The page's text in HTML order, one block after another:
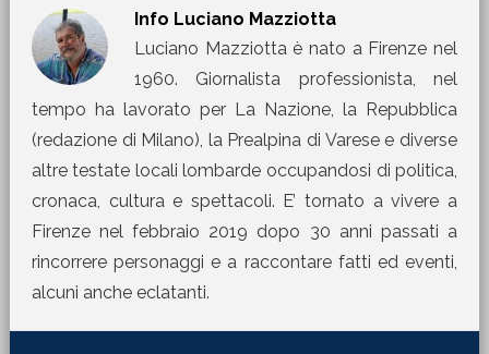
Info Luciano Mazziotta
Luciano Mazziotta è nato a Firenze nel
1960. Giornalista professionista, nel
tempo ha lavorato per La Nazione, la Repubblica
(redazione di Milano), la Prealpina di Varese e diverse
altre testate locali lombarde occupandosi di politica,
cronaca, cultura e spettacoli. E’ tornato a vivere a
Firenze nel febbraio 2019 dopo 30 anni passati a
rincorrere personaggi e a raccontare fatti ed eventi,
alcuni anche eclatanti.